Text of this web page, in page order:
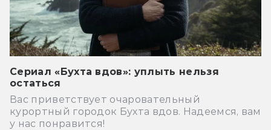
Сериал «Бухта вдов»: уплыть нельзя
остаться
Вас приветствует очаровательный
курортный городок Бухта вдов. Надеемся, вам
у нас понравится!